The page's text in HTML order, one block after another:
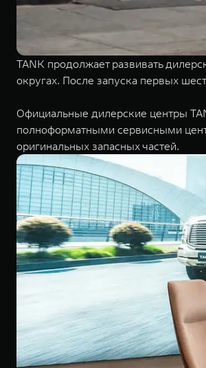
TANK продолжает развивать
округах. После запуска первых
Официальные дилерские центры
полноформатными сервисными
оригинальных запасных частей.